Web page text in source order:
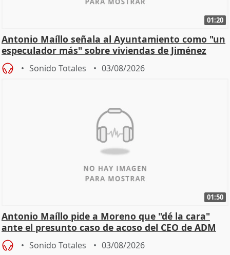
01:20
Antonio Maíllo señala al Ayuntamiento como "un
especulador más" sobre viviendas de Jiménez
Becerril
Sonido Totales 03/08/2026
01:50
Antonio Maíllo pide a Moreno que "dé la cara"
ante el presunto caso de acoso del CEO de ADM
Sonido Totales 03/08/2026